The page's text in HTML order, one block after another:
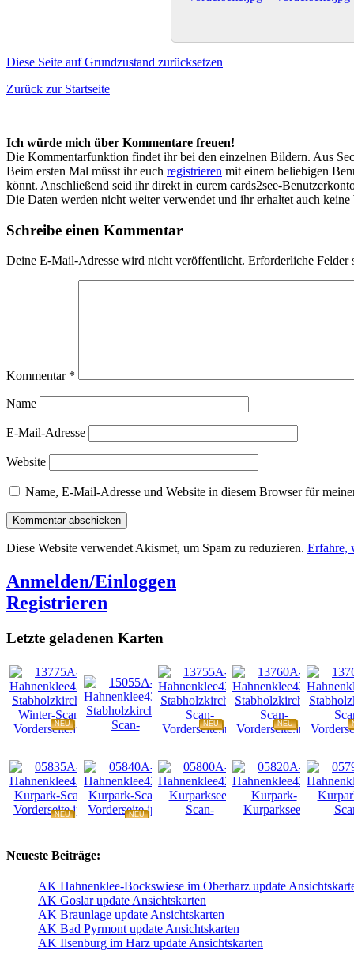
Diese Seite auf Grundzustand zurücksetzen
Zurück zur Startseite
Ich würde mich über Kommentare freuen!
Die Kommentarfunktion findet ihr bei den einzelnen Bildern. Aus
Beim ersten Mal müsst ihr euch registrieren mit einem beliebigen
könnt. Anschließend seid ihr direkt in eurem cards2see-
Die Daten werden nicht weiter verwendet und ihr erhaltet auch
Schreibe einen Kommentar
Deine E-Mail-Adresse wird nicht veröffentlicht. Erforderliche Felder
Kommentar *
Name
E-Mail-Adresse
Website
Name, E-Mail-Adresse und Website in diesem Browser für
Diese Website verwendet Akismet, um Spam zu reduzieren. Erfahre,
Anmelden/Einloggen
Registrieren
Letzte geladenen Karten
NEU NEU NEU
NEU
NEU
Neueste Beiträge:
AK Hahnenklee-Bockswiese im Oberharz update
AK Goslar update Ansichtskarten
AK Braunlage update Ansichtskarten
AK Bad Pyrmont update Ansichtskarten
AK Ilsenburg im Harz update Ansichtskarten